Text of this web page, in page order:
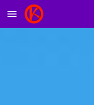
Skip to main content